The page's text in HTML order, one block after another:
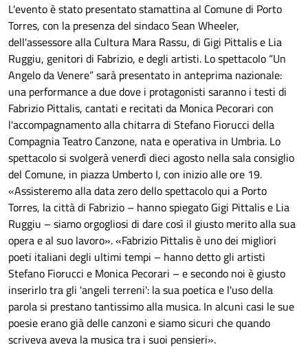
L'evento è stato presentato stamattina al Comune di Porto
Torres, con la presenza del sindaco Sean Wheeler,
dell'assessore alla Cultura Mara Rassu, di Gigi Pittalis e Lia
Ruggiu, genitori di Fabrizio, e degli artisti. Lo spettacolo “Un
Angelo da Venere” sarà presentato in anteprima nazionale:
una performance a due dove i protagonisti saranno i testi di
Fabrizio Pittalis, cantati e recitati da Monica Pecorari con
l'accompagnamento alla chitarra di Stefano Fiorucci della
Compagnia Teatro Canzone, nata e operativa in Umbria. Lo
spettacolo si svolgerà venerdì dieci agosto nella sala consiglio
del Comune, in piazza Umberto I, con inizio alle ore 19.
«Assisteremo alla data zero dello spettacolo qui a Porto
Torres, la città di Fabrizio – hanno spiegato Gigi Pittalis e Lia
Ruggiu – siamo orgogliosi di dare così il giusto merito alla sua
opera e al suo lavoro».«Fabrizio Pittalis è uno dei migliori
poeti italiani degli ultimi tempi – hanno detto gli artisti
Stefano Fiorucci e Monica Pecorari – e secondo noi è giusto
inserirlo tra gli 'angeli terreni': la sua poetica e l'uso della
parola si prestano tantissimo alla musica. In alcuni casi le sue
poesie erano già delle canzoni e siamo sicuri che quando
scrivevaaveva la musica tra i suoi pensieri».